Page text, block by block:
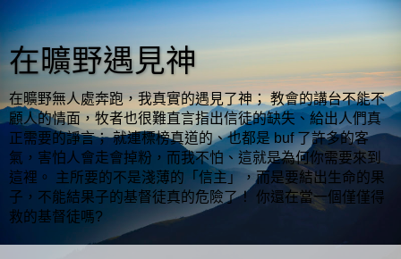
在曠野遇見神
在曠野無人處奔跑，我真實的遇見了神； 教會的講台不能不
顧人的情面，牧者也很難直言指出信徒的缺失、給出人們真
正需要的諍言； 就連標榜真道的、也都是 buf 了許多的客
氣，害怕人會走會掉粉，而我不怕、這就是為何你需要來到
這裡。 主所要的不是淺薄的「信主」，而是要結出生命的果
子，不能結果子的基督徒真的危險了！ 你還在當一個僅僅得
救的基督徒嗎?